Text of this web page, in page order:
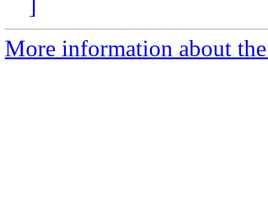
]
More information about